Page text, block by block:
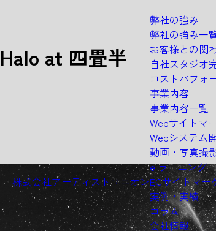
株式会社アーティストユニオン
弊社の強み
弊社の強み一
お客様との関
自社スタジオ
コストパフォ
事業内容
事業内容一覧
Webサイトマ
Webシステム
動画・写真撮
e ラーニング
ECサイトマ
実例・実績
コラム
会社情報
Halo at 四畳半